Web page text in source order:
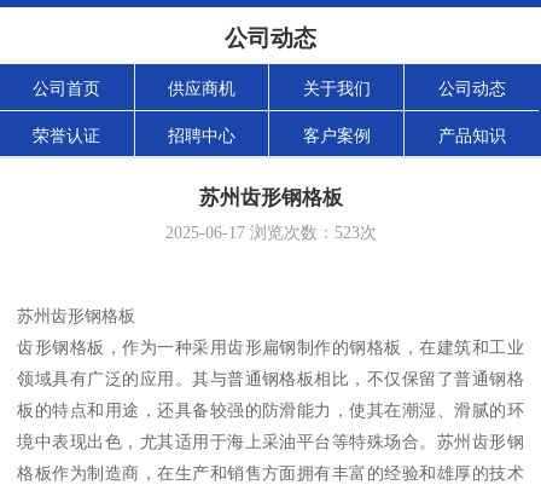
公司动态
公司首页 供应商机 关于我们 公司动态
荣誉认证 招聘中心 客户案例 产品知识
苏州齿形钢格板
2025-06-17浏览次数： 523次
苏州齿形钢格板
齿形钢格板，作为一种采用齿形扁钢制作的钢格板，在建筑和工业
领域具有广泛的应用。其与普通钢格板相比，不仅保留了普通钢格
板的特点和用途，还具备较强的防滑能力，使其在潮湿、滑腻的环
境中表现出色，尤其适用于海上采油平台等特殊场合。苏州齿形钢
格板作为制造商，在生产和销售方面拥有丰富的经验和雄厚的技术